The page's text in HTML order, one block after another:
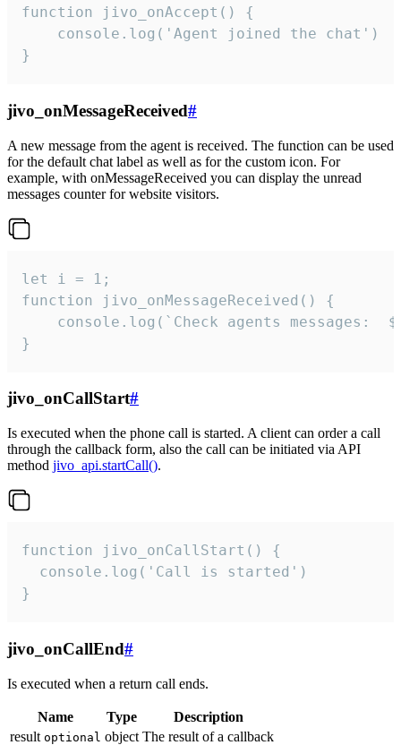
function jivo_onAccept() {
}
jivo_onMessageReceived#
A new message from the agent is received. The function can be used
for the default chat label as well as for the custom icon. For
example, with onMessageReceived you can display the unread
messages counter for website visitors.
let i = 1;
function jivo_onMessageReceived() {
}
jivo_onCallStart#
Is executed when the phone call is started. A client can order a call
through the callback form, also the call can be initiated via API
method jivo_api.startCall().
function jivo_onCallStart() {
  console.log('Call is started')
}
jivo_onCallEnd#
Is executed when a return call ends.
Name Type
Description
result optional object The result of a callback